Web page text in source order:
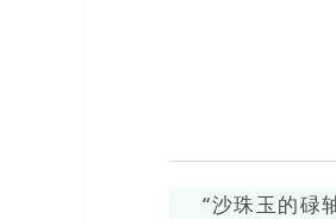
“沙珠玉的碌